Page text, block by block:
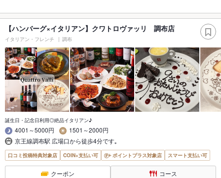
【ハンバーグ×イタリアン】クワトロヴァッリ 調布店
イタリアン・フレンチ 調布
誕生日・記念日利用◎絶品イタリアン♪
4001～5000円
1501～2000円
京王線調布駅 広場口から徒歩4分です｡
口コミ投稿特典対象店 COIN+支払い可 ポイントプラス対象店 スマート支払い可
クーポン コース